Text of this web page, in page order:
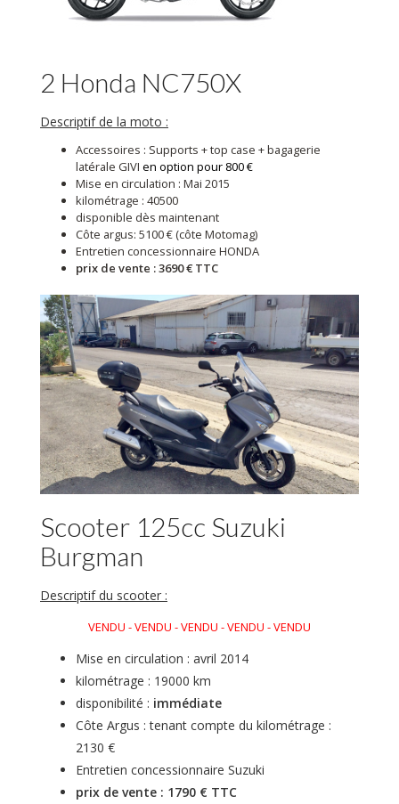
2 Honda NC750X
Descriptif de la moto :
Accessoires : Supports + top case + bagagerie
latérale GIVI en option pour 800 €
Mise en circulation : Mai 2015
kilométrage : 40500
disponible dès maintenant
Côte argus: 5100 € (côte Motomag)
Entretien concessionnaire HONDA
prix de vente : 3690 € TTC
Scooter 125cc Suzuki
Burgman
Descriptif du scooter :
VENDU - VENDU - VENDU - VENDU - VENDU
Mise en circulation : avril 2014
kilométrage : 19000 km
disponibilité : immédiate
Côte Argus : tenant compte du kilométrage :
2130 €
Entretien concessionnaire Suzuki
prix de vente : 1790 € TTC